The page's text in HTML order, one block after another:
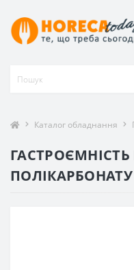
Каталог обладнання
ГАСТРОЄМНІСТЬ
ПОЛІКАРБОНАТУ